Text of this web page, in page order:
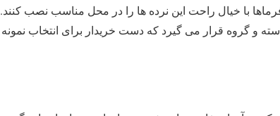
با خیال راحت این نرده ها را در محل مناسب نصب کنند.
و گروه قرار می ‌گیرد که دست خریدار برای انتخاب نمونه